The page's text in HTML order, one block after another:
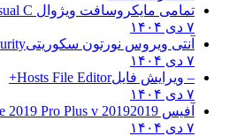
تمامی مایکروسافت ویژوال C C++
۷ دی ۱۴۰۴
آنتی ویروس نورتون سکوریتی
۷ دی ۱۴۰۴
– ویرایش فایلHosts File Editor+
۷ دی ۱۴۰۴
آفیس 2019 2019 Microsoft Office 2019 Pro Plus v
۷ دی ۱۴۰۴